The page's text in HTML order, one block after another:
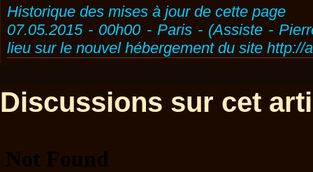
Historique des mises à jour de cette page
07.05.2015 - 00h00 - Paris - (Assiste -
lieu sur le nouvel hébergement du site http://
Discussions sur cet